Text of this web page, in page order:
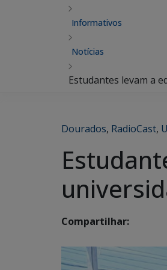
Informativos
Notícias
Estudantes levam a
Dourados, RadioCast,
Compartilhar: